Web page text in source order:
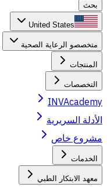
بحث
United States
متخصصو الرعاية الصحية
المنتجات
التخصصات
INVAcademy
الأدلة السريرية
مشروع خاص
الخدمات
معهد الابتكار الطبي